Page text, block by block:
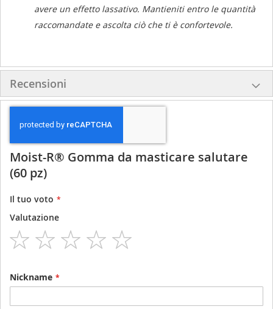
avere un effetto lassativo. Mantieniti entro le quantità
raccomandate e ascolta ciò che ti è confortevole.
Recensioni
Moist-R® Gomma da masticare salutare
(60 pz)
Il tuo voto
Valutazione
Nickname